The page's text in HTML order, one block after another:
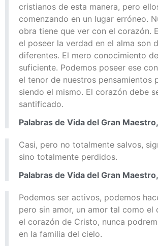
cristianos de esta manera, pero
comenzando en un lugar erróneo.
obra tiene que ver con el corazón.
el poseer la verdad en el alma son
diferentes. El mero conocimiento
suficiente. Podemos poseer ese
el tenor de nuestros pensamientos
siendo el mismo. El corazón debe
santificado.
Palabras de Vida del Gran
Casi, pero no totalmente salvos,
sino totalmente perdidos.
Palabras de Vida del Gran
Podemos ser activos, podemos
pero sin amor, un amor tal como el
el corazón de Cristo, nunca
en la familia del cielo.